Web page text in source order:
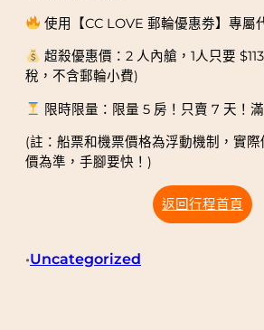
使用【CC LOVE 郵輪優惠劵】專屬
超殺優惠價：2 人內艙，1人只要
稅，不含郵輪小費)
限時限量：限量 5 房！只賣 7 天！
(註：船票和機票價格為浮動機制，實
價為準，手腳要快！)
返回行程首頁
•Uncategorized